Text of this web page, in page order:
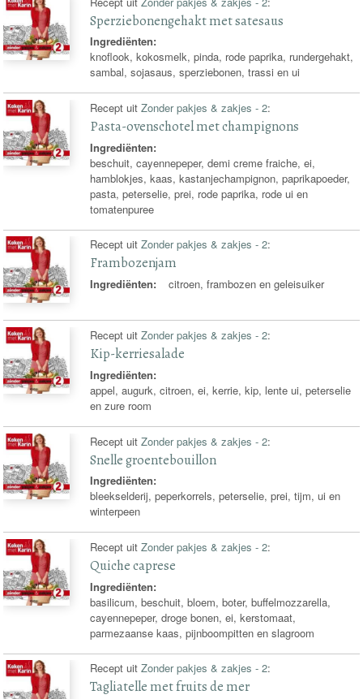
Sperziebonengehakt met satesaus
Ingrediënten:
knoflook, kokosmelk, pinda, rode paprika, rundergehakt,
sambal, sojasaus, sperziebonen, trassi en ui
Recept uitZonder pakjes & zakjes - 2:
Pasta-ovenschotel met champignons
Ingrediënten:
beschuit, cayennepeper, demi creme fraiche, ei,
hamblokjes, kaas, kastanjechampignon, paprikapoeder,
pasta, peterselie, prei, rode paprika, rode ui en
tomatenpuree
Recept uitZonder pakjes & zakjes - 2:
Frambozenjam
Ingrediënten: citroen, frambozen en geleisuiker
Recept uitZonder pakjes & zakjes - 2:
Kip-kerriesalade
Ingrediënten:
appel, augurk, citroen, ei, kerrie, kip, lente ui, peterselie
en zure room
Recept uitZonder pakjes & zakjes - 2:
Snelle groentebouillon
Ingrediënten:
bleekselderij, peperkorrels, peterselie, prei, tijm, ui en
winterpeen
Recept uitZonder pakjes & zakjes - 2:
Quiche caprese
Ingrediënten:
basilicum, beschuit, bloem, boter, buffelmozzarella,
cayennepeper, droge bonen, ei, kerstomaat,
parmezaanse kaas, pijnboompitten en slagroom
Recept uitZonder pakjes & zakjes - 2:
Tagliatelle met fruits de mer